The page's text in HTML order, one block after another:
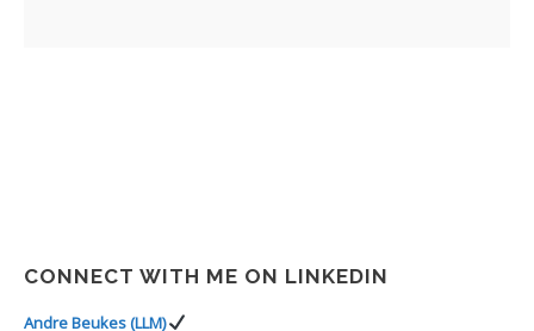
CONNECT WITH ME ON LINKEDIN
Andre Beukes (LLM)